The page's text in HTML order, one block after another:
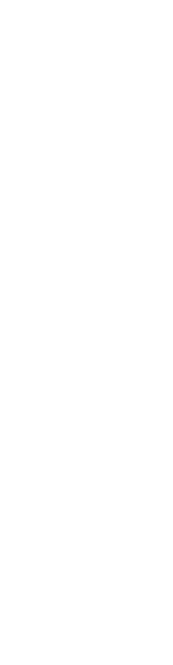
faz a diferença”
registo, alerta associação
da Bayer
investimento sustentável para os sistemas de saúde”
revela estudo
em doentes não elegíveis para inibidores PD-(L)1